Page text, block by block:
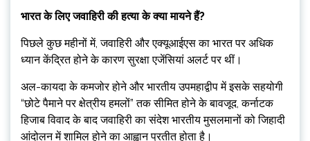
भारत के लिए जवाहिरी की हत्या के क्या मायने हैं?
पिछले कुछ महीनों में, जवाहिरी और एक्यूआईएस का भारत पर अधिक
ध्यान केंद्रित होने के कारण सुरक्षा एजेंसियां ​​अलर्ट पर थीं।
अल-कायदा के कमजोर होने और भारतीय उपमहाद्वीप में इसके सहयोगी
“छोटे पैमाने पर क्षेत्रीय हमलों” तक सीमित होने के बावजूद, कर्नाटक
हिजाब विवाद के बाद जवाहिरी का संदेश भारतीय मुसलमानों को जिहादी
आंदोलन में शामिल होने का आह्वान प्रतीत होता है।